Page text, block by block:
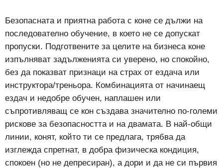
Безопасната и приятна работа с коне се дължи на
последователно обучение, в което не се допускат
пропуски. Подготвените за целите на бизнеса коне
изпълняват задълженията си уверено, но спокойно,
без да показват признаци на страх от ездача или
инструктора/треньора. Комбинацията от начинаещ
ездач и недобре обучен, наплашен или
съпротивляващ се кон създава значително по-големи
рискове за безопасността и на двамата. В най-общи
линии, конят, който ти се предлага, трябва да
изглежда спретнат, в добра физическа кондиция,
спокоен (но не депресиран), а дори и да не си първия